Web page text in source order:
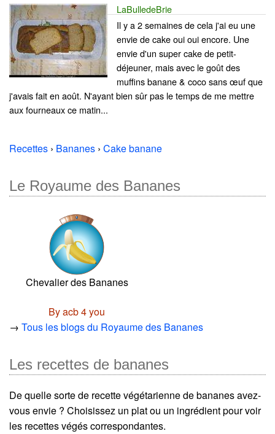
LaBulledeBrie
Il y a 2 semaines de cela j'ai eu une
envie de cake oui oui encore. Une
envie d'un super cake de petit-
déjeuner, mais avec le goût des
muffins banane & coco sans œuf que
j'avais fait en août. N'ayant bien sûr pas le temps de me mettre
aux fourneaux ce matin...
Recettes › Bananes › Cake banane
Le Royaume des Bananes
Chevalier des Bananes
By acb 4 you
→ Tous les blogs du Royaume des Bananes
Les recettes de bananes
De quelle sorte de recette végétarienne de bananes avez-
vous envie ? Choisissez un plat ou un ingrédient pour voir
les recettes végés correspondantes.